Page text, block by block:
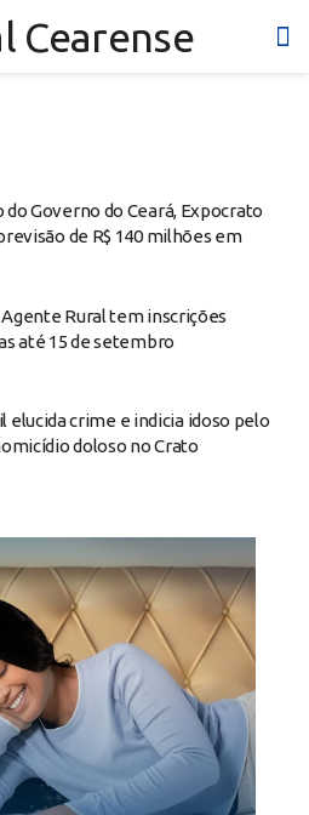
do Governo do Ceará, Expocrato
de R$ 140 milhões em
Rural tem inscrições
até 15 de setembro
elucida crime e indicia idoso pelo
doloso no Crato